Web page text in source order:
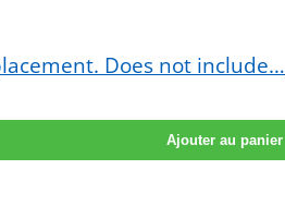
Does not include…
Ajouter au panier